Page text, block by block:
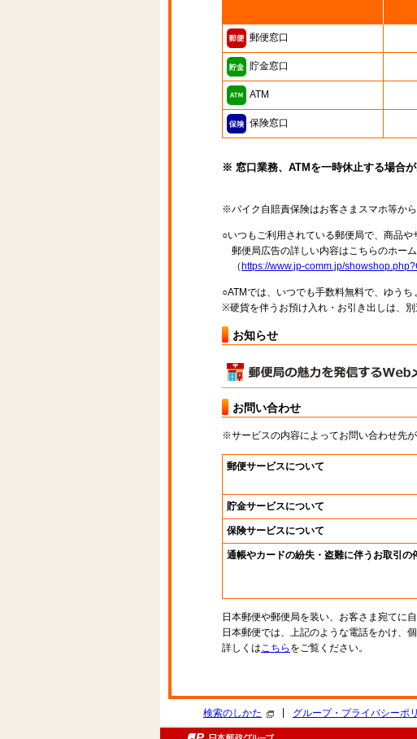
郵便窓口
貯金窓口
ATM
保険窓口
※ 窓口業務、ATMを一時休止する場合が
※バイク自賠責保険はお客さまスマホ等か
○いつもご利用されている郵便局で、商品や
郵便局広告の詳しい内容はこちらのホー
（ https://www.jp-comm.jp/
○ATMでは、いつでも手数料無料で、ゆう
※硬貨を伴うお預け入れ・お引き出しは、別
お知らせ
お問い合わせ
※サービスの内容によってお問い合わせ先
郵便サービスについて
貯金サービスについて
保険サービスについて
通帳やカードの紛失・盗難に伴うお取引の
日本郵便や郵便局を装い、お客さま宛てに
日本郵便では、上記のような電話をかけ、
詳しくはこちら をご覧ください。
検索のしかた グループ・プライバシーポ